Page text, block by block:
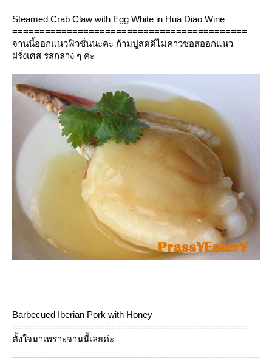
Steamed Crab Claw with Egg White in Hua Diao Wine
===========================================
จานนี้ออกแนวฟิวชั่นนะคะ ก้ามปูสดดีไม่คาวซอสออกแนว
ฝรั่งเศส รสกลาง ๆ ค่ะ
Barbecued Iberian Pork with Honey
===========================================
ตั้งใจมาเพราะจานนี้เลยค่ะ